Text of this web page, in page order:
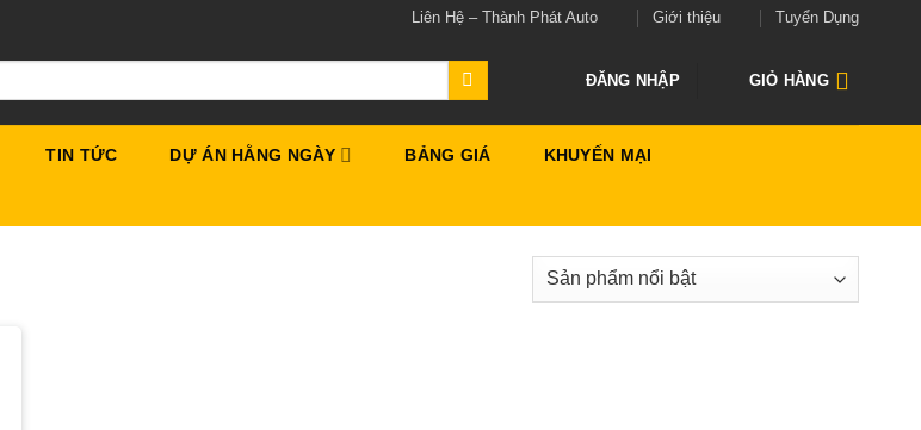
Liên Hệ – Thành Phát Auto Giới thiệu Tuyển Dụng
ĐĂNG NHẬP GIỎ HÀNG
TIN TỨC DỰ ÁN HẰNG NGÀY BẢNG GIÁ KHUYẾN MẠI